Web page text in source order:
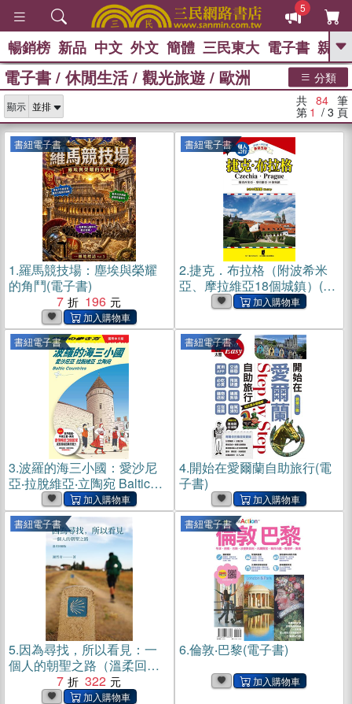
5
GO
暢銷榜 新品 中文 外文 簡體 三民東大 電子書 親子
電子書 / 休閒生活/ 觀光旅遊 / 歐洲 分類
顯示 共 84 筆
第 1 / 3 頁
書紐電子書
1.羅馬競技場：塵埃與榮耀
的角鬥(電子書)
7
196
書紐電子書
2.捷克．布拉格（附波希米
亞、摩拉維亞18個城鎮）(電
書紐電子書
3.波羅的海三小國：愛沙尼
亞‧拉脫維亞‧立陶宛 Baltic
Countries(電子書)
書紐電子書
4.開始在愛爾蘭自助旅行(電
子書)
書紐電子書
5.因為尋找，所以看見：一
個人的朝聖之路（溫柔回顧
版）(電子書)
7 322
書紐電子書
6.倫敦‧巴黎(電子書)